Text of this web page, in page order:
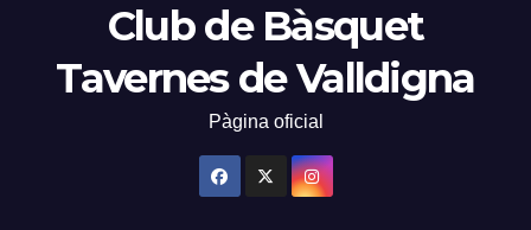
Club de Bàsquet
Tavernes de Valldigna
Pàgina oficial